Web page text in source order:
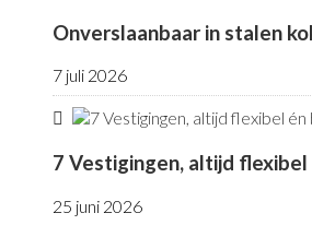
Onverslaanbaar in stalen
7 juli 2026
7 Vestigingen, altijd
25 juni 2026